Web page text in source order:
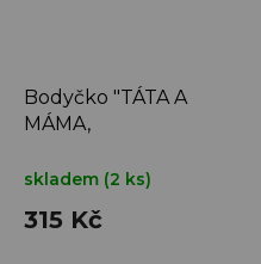
Bodyčko "TÁTA A
MÁMA,
MÉHO VESMÍRU"
skladem (2 ks)
315 Kč